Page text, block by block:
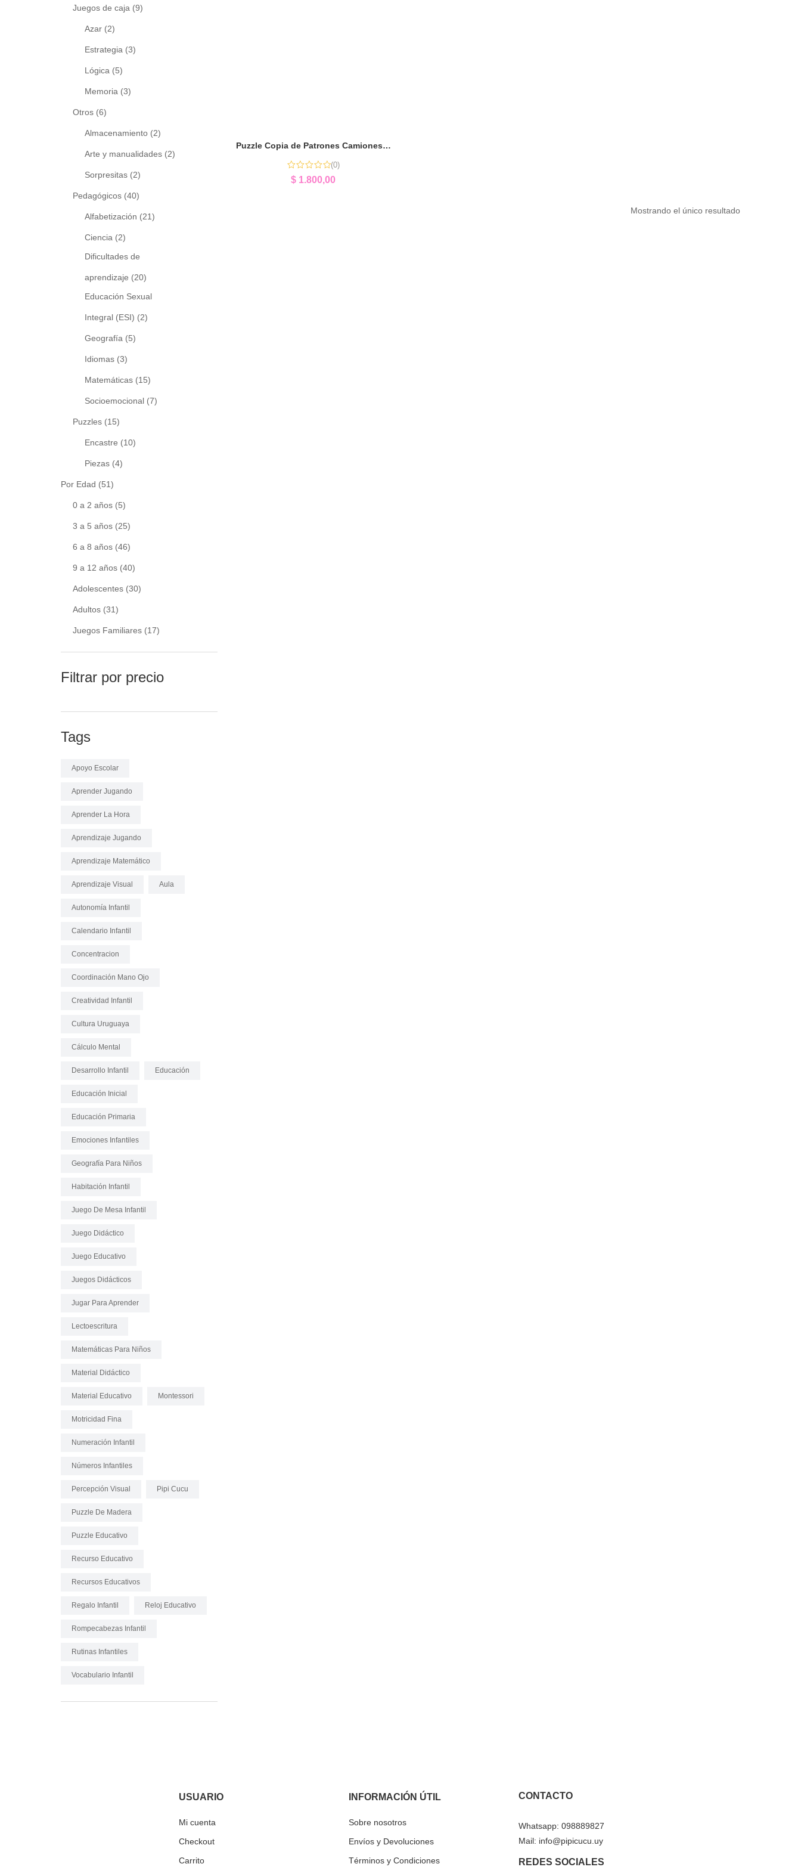
Juegos de caja (9)
Azar (2)
Estrategia (3)
Lógica (5)
Memoria (3)
Otros (6)
Almacenamiento (2)
Arte y manualidades (2)
Sorpresitas (2)
Pedagógicos (40)
Alfabetización (21)
Ciencia (2)
Dificultades de
aprendizaje (20)
Educación Sexual
Integral (ESI) (2)
Geografía (5)
Idiomas (3)
Matemáticas (15)
Socioemocional (7)
Puzzles (15)
Encastre (10)
Piezas (4)
Por Edad (51)
0 a 2 años (5)
3 a 5 años (25)
6 a 8 años (46)
9 a 12 años (40)
Adolescentes (30)
Adultos (31)
Juegos Familiares (17)
Filtrar por precio
Tags
Apoyo Escolar
Aprender Jugando
Aprender La Hora
Aprendizaje Jugando
Aprendizaje Matemático
Aprendizaje Visual Aula
Autonomía Infantil
Calendario Infantil
Concentracion
Coordinación Mano Ojo
Creatividad Infantil
Cultura Uruguaya
Cálculo Mental
Desarrollo Infantil Educación
Educación Inicial
Educación Primaria
Emociones Infantiles
Geografía Para Niños
Habitación Infantil
Juego De Mesa Infantil
Juego Didáctico
Juego Educativo
Juegos Didácticos
Jugar Para Aprender
Lectoescritura
Matemáticas Para Niños
Material Didáctico
Material Educativo Montessori
Motricidad Fina
Numeración Infantil
Números Infantiles
Percepción Visual Pipi Cucu
Puzzle De Madera
Puzzle Educativo
Recurso Educativo
Recursos Educativos
Regalo Infantil Reloj Educativo
Rompecabezas Infantil
Rutinas Infantiles
Vocabulario Infantil
Puzzle Copia de Patrones Camiones | Lógica y Concentración
(0)
$ 1.800,00
Mostrando el único resultado
USUARIO
Mi cuenta
Checkout
Carrito
INFORMACIÓN ÚTIL
Sobre nosotros
Envíos y Devoluciones
Términos y Condiciones
CONTACTO
Whatsapp: 098889827
Mail: info@pipicucu.uy
REDES SOCIALES